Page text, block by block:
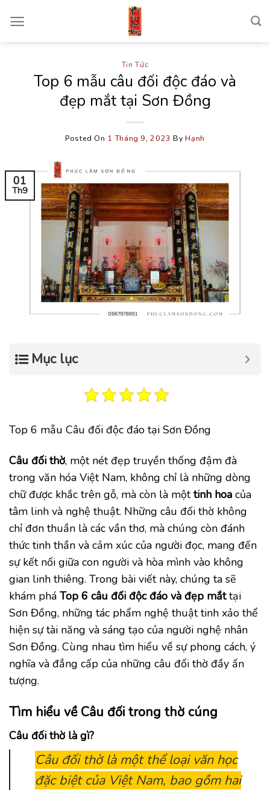
content
Tin Tức
Top 6 mẫu câu đối độc đáo và
đẹp mắt tại Sơn Đồng
Posted On 1 Tháng 9, 2023 ByHạnh
01
Th9
Mục lục
Top 6 mẫu Câu đối độc đáo tại Sơn Đồng
Câu đối thờ, một nét đẹp truyền thống đậm đà
trong văn hóa Việt Nam, không chỉ là những dòng
chữ được khắc trên gỗ, mà còn là mộttinh hoa của
tâm linh và nghệ thuật. Những câu đối thờ không
chỉ đơn thuần là các vần thơ, mà chúng còn đánh
thức tinh thần và cảm xúc của người đọc, mang đến
sự kết nối giữa con người và hòa mình vào không
gian linh thiêng. Trong bài viết này, chúng ta sẽ
khám phá Top 6 câu đối độc đáo và đẹp mắttại
Sơn Đồng, những tác phẩm nghệ thuật tinh xảo thể
hiện sự tài năng và sáng tạo của người nghệ nhân
Sơn Đồng. Cùng nhau tìm hiểu về sự phong cách, ý
nghĩa và đẳng cấp của những câu đối thờ đầy ấn
tượng.
Tìm hiểu về Câu đối trong thờ cúng
Câu đối thờ là gì?
Câu đối thờ là một thể loại văn học
đặc biệt của Việt Nam, bao gồm hai